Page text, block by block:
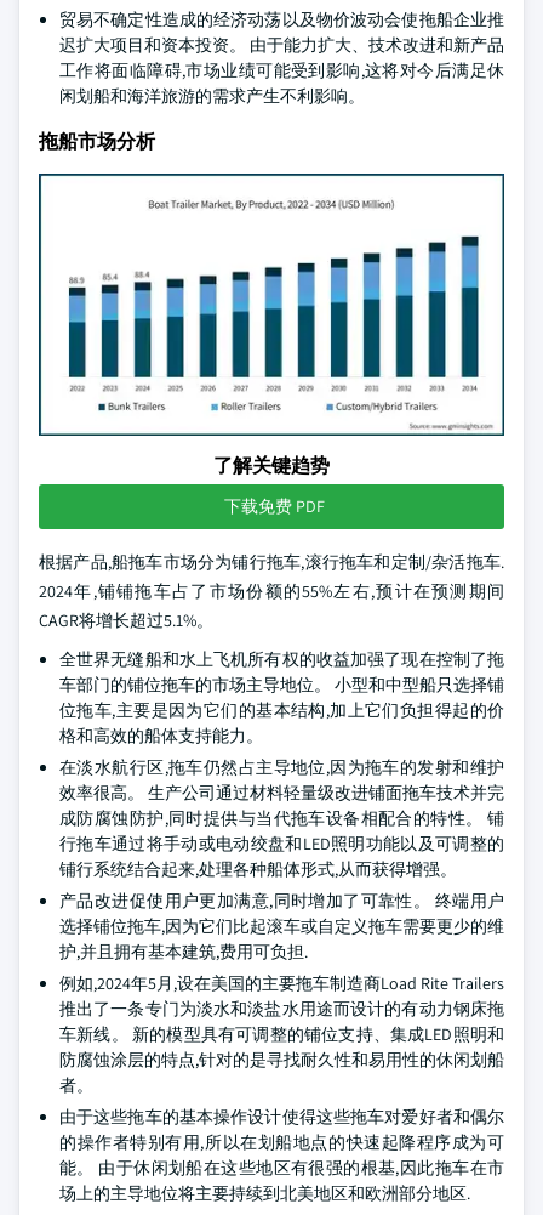
贸易不确定性造成的经济动荡以及物价波动会使拖船企业推
迟扩大项目和资本投资。 由于能力扩大、技术改进和新产品
工作将面临障碍,市场业绩可能受到影响,这将对今后满足休
闲划船和海洋旅游的需求产生不利影响。
拖船市场分析
了解关键趋势
下载免费 PDF
根据产品,船拖车市场分为铺行拖车,滚行拖车和定制/杂活拖车.
2024年,铺铺拖车占了市场份额的55%左右,预计在预测期间
CAGR将增长超过5.1%。
全世界无缝船和水上飞机所有权的收益加强了现在控制了拖
车部门的铺位拖车的市场主导地位。 小型和中型船只选择铺
位拖车,主要是因为它们的基本结构,加上它们负担得起的价
格和高效的船体支持能力。
在淡水航行区,拖车仍然占主导地位,因为拖车的发射和维护
效率很高。 生产公司通过材料轻量级改进铺面拖车技术并完
成防腐蚀防护,同时提供与当代拖车设备相配合的特性。 铺
行拖车通过将手动或电动绞盘和LED照明功能以及可调整的
铺行系统结合起来,处理各种船体形式,从而获得增强。
产品改进促使用户更加满意,同时增加了可靠性。 终端用户
选择铺位拖车,因为它们比起滚车或自定义拖车需要更少的维
护,并且拥有基本建筑,费用可负担.
例如,2024年5月,设在美国的主要拖车制造商Load Rite Trailers
推出了一条专门为淡水和淡盐水用途而设计的有动力钢床拖
车新线。 新的模型具有可调整的铺位支持、集成LED照明和
防腐蚀涂层的特点,针对的是寻找耐久性和易用性的休闲划船
者。
由于这些拖车的基本操作设计使得这些拖车对爱好者和偶尔
的操作者特别有用,所以在划船地点的快速起降程序成为可
能。 由于休闲划船在这些地区有很强的根基,因此拖车在市
场上的主导地位将主要持续到北美地区和欧洲部分地区.